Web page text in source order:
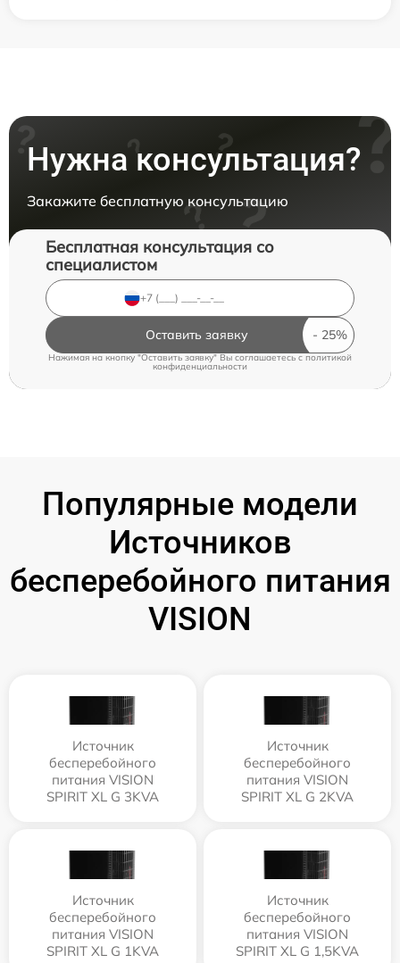
Нужна консультация?
Закажите бесплатную консультацию
Бесплатная консультация со
специалистом
Оставить заявку
Нажимая на кнопку "Оставить заявку" Вы соглашаетесь cполитикой
конфиденциальности
Популярные модели
Источников
бесперебойного питания
VISION
Источник
бесперебойного
питания VISION
SPIRIT XL G 3KVA
Источник
бесперебойного
питания VISION
SPIRIT XL G 2KVA
Источник
бесперебойного
питания VISION
SPIRIT XL G 1KVA
Источник
бесперебойного
питания VISION
SPIRIT XL G 1,5KVA